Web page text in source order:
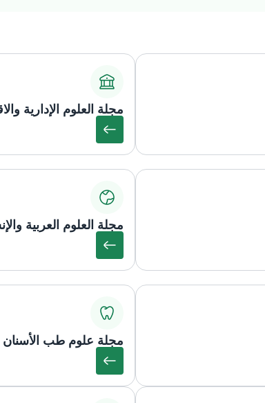
مجلة العلوم الإدارية
مجلة العلوم العربية
مجلة علوم طب الأسنان